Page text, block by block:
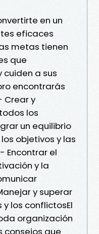
en un
eficaces
metas tienen
que
cuiden a sus
encontrarás
Crear y
los
un equilibrio
objetivos y las
Encontrar el
y la
y superar
los conflictosEl
organización
consejos que